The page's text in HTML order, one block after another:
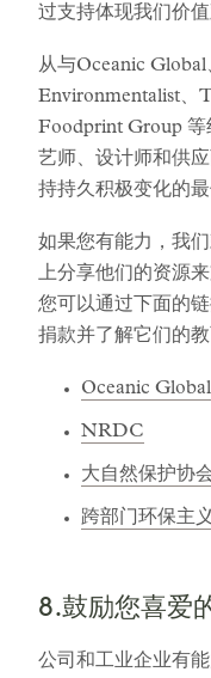
过支持体现我们价
从与Oceanic
Environmentalist、
Foodprint Group 等
艺师、设计师和供
持持久积极变化的最
如果您有能力，我
上分享他们的资源
您可以通过下面的
捐款并了解它们的教
Oceanic Global
NRDC
大自然保护协
跨部门环保主
8.鼓励您喜爱
公司和工业企业有